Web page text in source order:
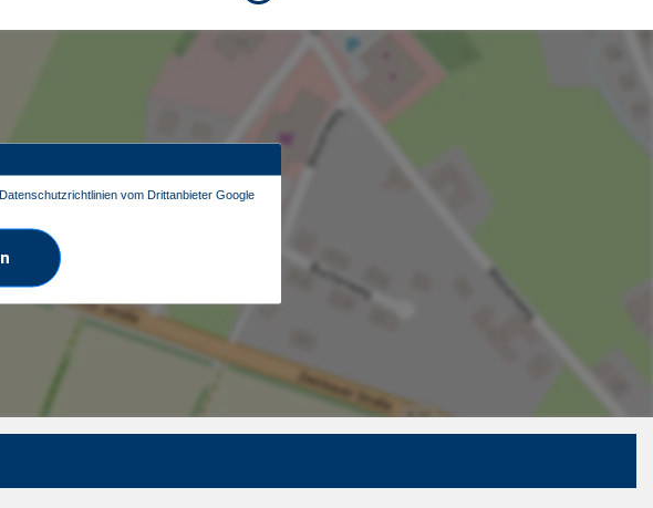
Datenschutzrichtlinien vom Drittanbieter Google